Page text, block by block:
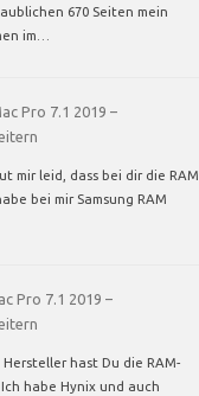
670 Seiten mein
im…
Pro 7.1 2019 –
mir leid, dass bei dir die RAM
bei mir Samsung RAM
Pro 7.1 2019 –
hast Du die RAM-
habe Hynix und auch